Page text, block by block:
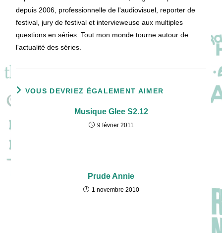
depuis 2006, professionnelle de l'audiovisuel, reporter de
festival, jury de festival et intervieweuse aux multiples
questions en séries. Tout mon monde tourne autour de
l'actualité des séries.
VOUS DEVRIEZ ÉGALEMENT AIMER
Musique Glee S2.12
9 février 2011
Prude Annie
1 novembre 2010